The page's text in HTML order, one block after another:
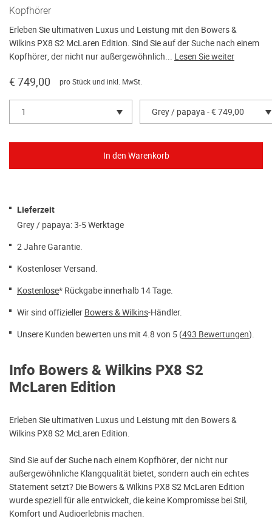
Kopfhörer
Erleben Sie ultimativen Luxus und Leistung mit den Bowers &
Wilkins PX8 S2 McLaren Edition. Sind Sie auf der Suche nach einem
Kopfhörer, der nicht nur außergewöhnlich... Lesen Sie weiter
€ 749,00 pro Stück und inkl. MwSt.
1 Grey / papaya - € 749,00
Lieferzeit
Grey / papaya: 3-5 Werktage
2 Jahre Garantie.
Kostenloser Versand.
Kostenlose* Rückgabe innerhalb 14 Tage.
Wir sind offizieller Bowers & Wilkins-Händler.
Unsere Kunden bewerten uns mit 4.8 von 5 (493 Bewertungen).
Info Bowers & Wilkins PX8 S2
McLaren Edition
Erleben Sie ultimativen Luxus und Leistung mit den Bowers &
Wilkins PX8 S2 McLaren Edition.
Sind Sie auf der Suche nach einem Kopfhörer, der nicht nur
außergewöhnliche Klangqualität bietet, sondern auch ein echtes
Statement setzt? Die Bowers & Wilkins PX8 S2 McLaren Edition
wurde speziell für alle entwickelt, die keine Kompromisse bei Stil,
Komfort und Audioerlebnis machen.